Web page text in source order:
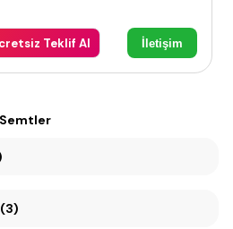
Teklif Al İletişim
(3)